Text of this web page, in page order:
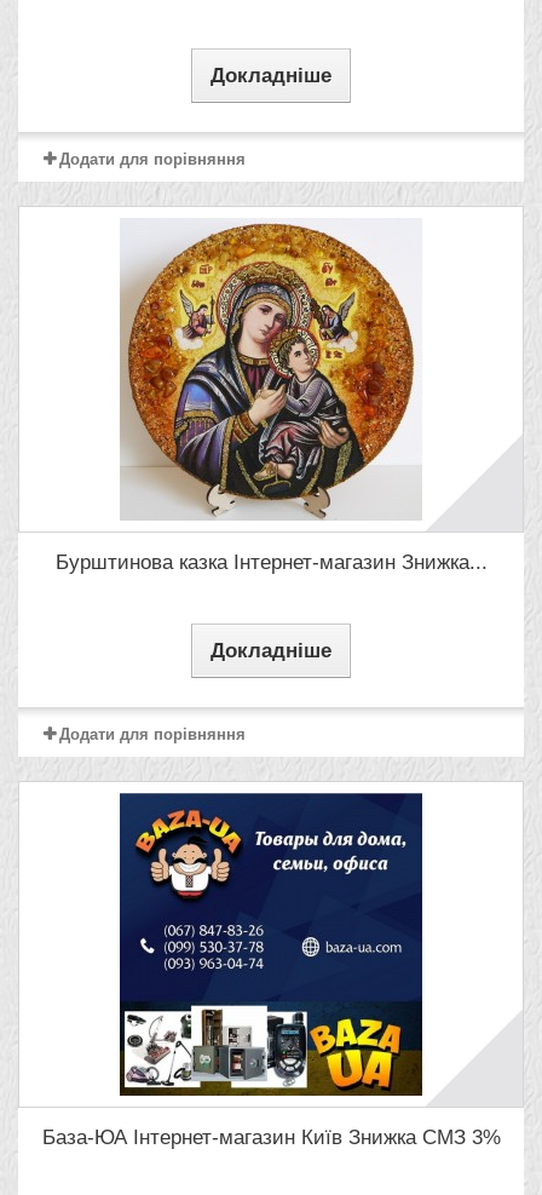
Докладніше
Додати для порівняння
Бурштинова казка Інтернет-магазин Знижка...
Докладніше
Додати для порівняння
База-ЮА Інтернет-магазин Київ Знижка СМЗ 3%